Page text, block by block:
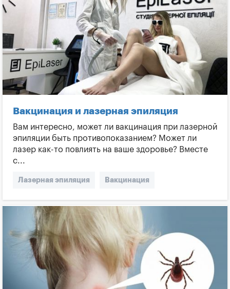
Вакцинация и лазерная эпиляция
Вам интересно, может ли вакцинация при лазерной
эпиляции быть противопоказанием? Может ли
лазер как-то повлиять на ваше здоровье? Вместе
с...
Лазерная эпиляция Вакцинация
Польза и вред